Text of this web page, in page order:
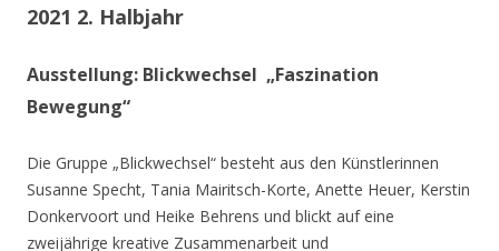
2021 2. Halbjahr
Ausstellung: Blickwechsel „Faszination
Bewegung“
Die Gruppe „Blickwechsel“ besteht aus den Künstlerinnen
Susanne Specht, Tania Mairitsch-Korte, Anette Heuer, Kerstin
Donkervoort und Heike Behrens und blickt auf eine
zweijährige kreative Zusammenarbeit und